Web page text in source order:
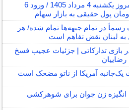
پایان بورس امروز یکشنبه 4 مرداد 1405 / ورود 6
پول حقیقی به بازار سهام
در تمام جبهه‌ها تمام شده/ هر
به لبنان نقض تفاهم است
بازی تدارکاتی | جزئیات عجیب فسخ
رضاییان
یک‌جانبه آمریکا از ناتو مضحک است
انگیزه زن جوان برای شوهرکشی